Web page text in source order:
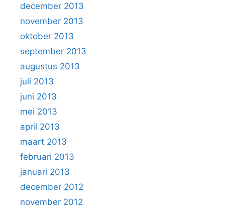
december 2013
november 2013
oktober 2013
september 2013
augustus 2013
juli 2013
juni 2013
mei 2013
april 2013
maart 2013
februari 2013
januari 2013
december 2012
november 2012